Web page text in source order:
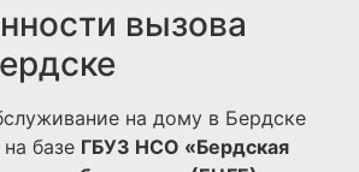
вызова
на дому в Бердске
базе ГБУЗ НСО «Бердская